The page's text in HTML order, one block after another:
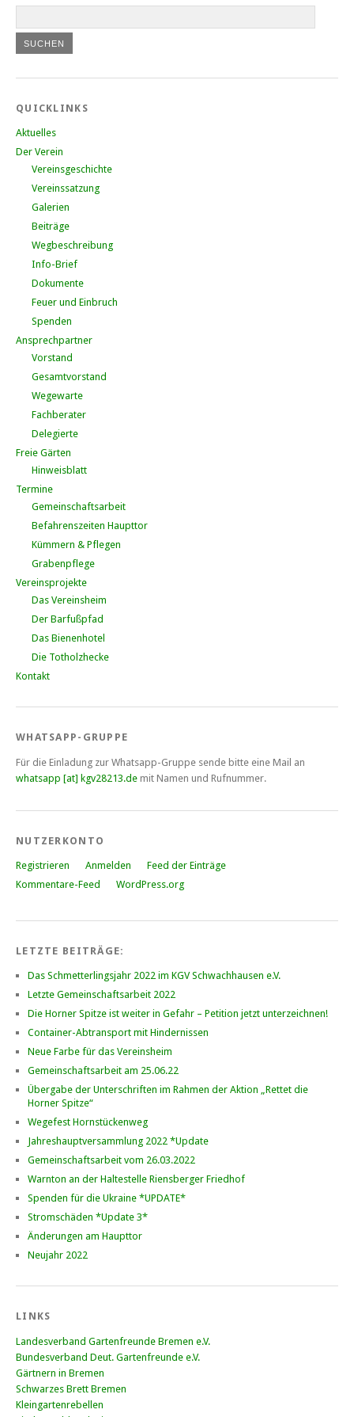
QUICKLINKS
Aktuelles
Der Verein
Vereinsgeschichte
Vereinssatzung
Galerien
Beiträge
Wegbeschreibung
Info-Brief
Dokumente
Feuer und Einbruch
Spenden
Ansprechpartner
Vorstand
Gesamtvorstand
Wegewarte
Fachberater
Delegierte
Freie Gärten
Hinweisblatt
Termine
Gemeinschaftsarbeit
Befahrenszeiten Haupttor
Kümmern & Pflegen
Grabenpflege
Vereinsprojekte
Das Vereinsheim
Der Barfußpfad
Das Bienenhotel
Die Totholzhecke
Kontakt
WHATSAPP-GRUPPE
Für die Einladung zur Whatsapp-Gruppe sende bitte eine Mail an
whatsapp [at] kgv28213.de mit Namen und Rufnummer.
NUTZERKONTO
Registrieren Anmelden
Feed der Einträge
Kommentare-Feed
WordPress.org
LETZTE BEITRÄGE:
Das Schmetterlingsjahr 2022 im KGV Schwachhausen e.V.
Letzte Gemeinschaftsarbeit 2022
Die Horner Spitze ist weiter in Gefahr – Petition jetzt unterzeichnen!
Container-Abtransport mit Hindernissen
Neue Farbe für das Vereinsheim
Gemeinschaftsarbeit am 25.06.22
Übergabe der Unterschriften im Rahmen der Aktion „Rettet die
Horner Spitze“
Wegefest Hornstückenweg
Jahreshauptversammlung 2022 *Update
Gemeinschaftsarbeit vom 26.03.2022
Warnton an der Haltestelle Riensberger Friedhof
Spenden für die Ukraine *UPDATE*
Stromschäden *Update 3*
Änderungen am Haupttor
Neujahr 2022
LINKS
Landesverband Gartenfreunde Bremen e.V.
Bundesverband Deut. Gartenfreunde e.V.
Gärtnern in Bremen
Schwarzes Brett Bremen
Kleingartenrebellen